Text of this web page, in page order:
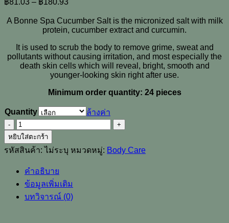
A Bonne Spa Cucumber Salt is the micronized salt with milk
protein, cucumber extract and curcumin.
It is used to scrub the body to remove grime, sweat and
pollutants without causing irritation, and most especially the
death skin cells which will reveal, bright, smooth and
younger-looking skin right after use.
Minimum order quantity: 24 pieces
Quantity
ล้างค่า
จำนวน
A
BONNE
SPA
SALT
(ZIPLOCK)
ORIGINAL
หยิบใส่ตะกร้า
รหัสสินค้า:ไม่ระบุ หมวดหมู่: Body Care
คำอธิบาย
ข้อมูลเพิ่มเติม
บทวิจารณ์ (0)